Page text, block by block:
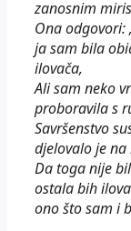
zanosnim
Ona odgovori:
ja sam bila
ilovača,
Ali sam neko
proboravila s
Savršenstvo
djelovalo je na
Da toga nije
ostala bih
ono što sam i